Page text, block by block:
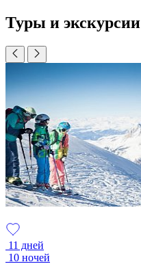
Туры и экскурсии
11 дней
10 ночей